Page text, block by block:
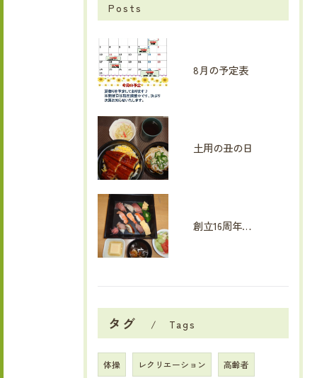
Posts
8月の予定表
土用の丑の日
創立16周年イベント
タグ Tags
体操 レクリエーション 高齢者